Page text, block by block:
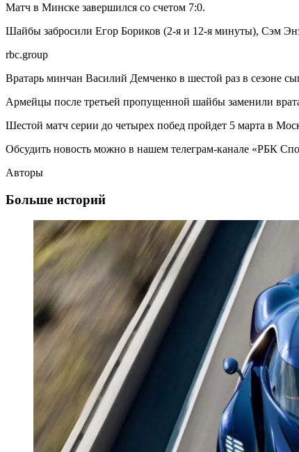
Матч в Минске завершился со счетом 7:0.
Шайбы забросили Егор Бориков (2-я и 12-я минуты), Сэм
rbc.group
Вратарь минчан Василий Демченко в шестой раз в сезоне
Армейцы после третьей пропущенной шайбы заменили
Шестой матч серии до четырех побед пройдет 5 марта в
Обсудить новость можно в нашем телеграм-канале «РБК
Авторы
Больше историй